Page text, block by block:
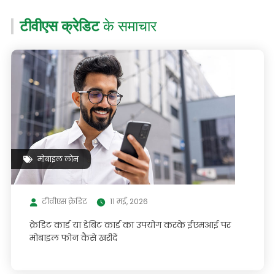
टीवीएस क्रेडिटके समाचार
मोबाइल लोन
टीवीएस क्रेडिट 11 मई, 2026
क्रेडिट कार्ड या डेबिट कार्ड का उपयोग करके ईएमआई पर
मोबाइल फोन कैसे खरीदें